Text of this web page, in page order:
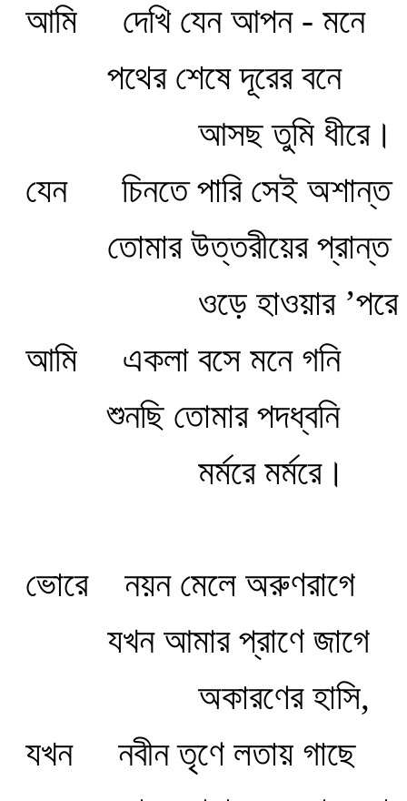
আমি
দেখি যেন আপন - মনে
পথের শেষে দূরের বনে
আসছ তুমি ধীরে।
যেন
চিনতে পারি সেই অশান্ত
তোমার উত্তরীয়ের প্রান্ত
ওড়ে হাওয়ার
আমি
একলা বসে মনে গনি
শুনছি তোমার পদধ্বনি
মর্মরে মর্মরে।
ভোরে
নয়ন মেলে অরুণরাগে
যখন আমার প্রাণে জাগে
অকারণের হাসি,
যখন
নবীন তৃণে লতায় গাছে